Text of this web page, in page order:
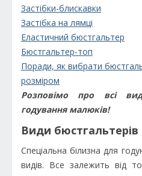
Застібки-блискавки
Застібка на лямці
Еластичний бюстгальтер
Бюстгальтер-топ
Поради, як вибрати
розміром
Розповімо про всі
годування малюків!
Види
Спеціальна білизна для
видів. Все залежить від